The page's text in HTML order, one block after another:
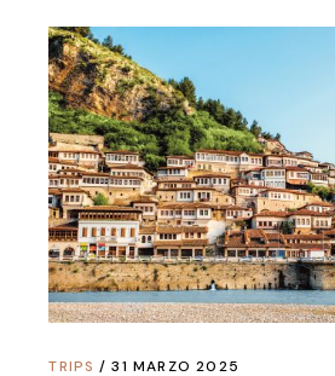
TRIPS 31 MARZO 2025